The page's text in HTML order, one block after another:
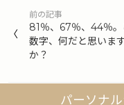
稿
前の記事
81％、67％、44％。
数字、何だと思いま
か？
パーソナ